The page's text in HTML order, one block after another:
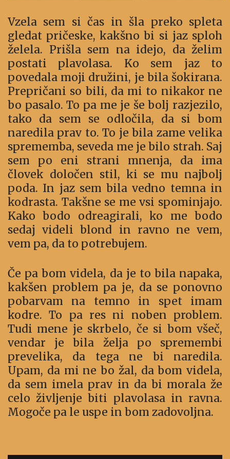
Vzela sem si čas in šla preko spleta
gledat pričeske, kakšno bi si jaz sploh
želela. Prišla sem na idejo, da želim
postati plavolasa. Ko sem jaz to
povedala moji družini, je bila šokirana.
Prepričani so bili, da mi to nikakor ne
bo pasalo. To pa me je še bolj razjezilo,
tako da sem se odločila, da si bom
naredila prav to. To je bila zame velika
sprememba, seveda me je bilo strah. Saj
sem po eni strani mnenja, da ima
človek določen stil, ki se mu najbolj
poda. In jaz sem bila vedno temna in
kodrasta. Takšne se me vsi spominjajo.
Kako bodo odreagirali, ko me bodo
sedaj videli blond in ravno ne vem,
vem pa, da to potrebujem.
Če pa bom videla, da je to bila napaka,
kakšen problem pa je, da se ponovno
pobarvam na temno in spet imam
kodre. To pa res ni noben problem.
Tudi mene je skrbelo, če si bom všeč,
vendar je bila želja po spremembi
prevelika, da tega ne bi naredila.
Upam, da mi ne bo žal, da bom videla,
da sem imela prav in da bi morala že
celo življenje biti plavolasa in ravna.
Mogoče pa le uspe in bom zadovoljna.